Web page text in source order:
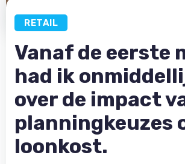
RETAIL
Vanaf de eerste
had ik
over de impact
planningkeuzes
loonkost.